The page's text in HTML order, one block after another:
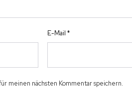
E-Mail *
meinen nächsten Kommentar speichern.